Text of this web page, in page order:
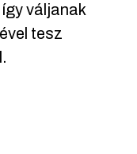
váljanak
tesz